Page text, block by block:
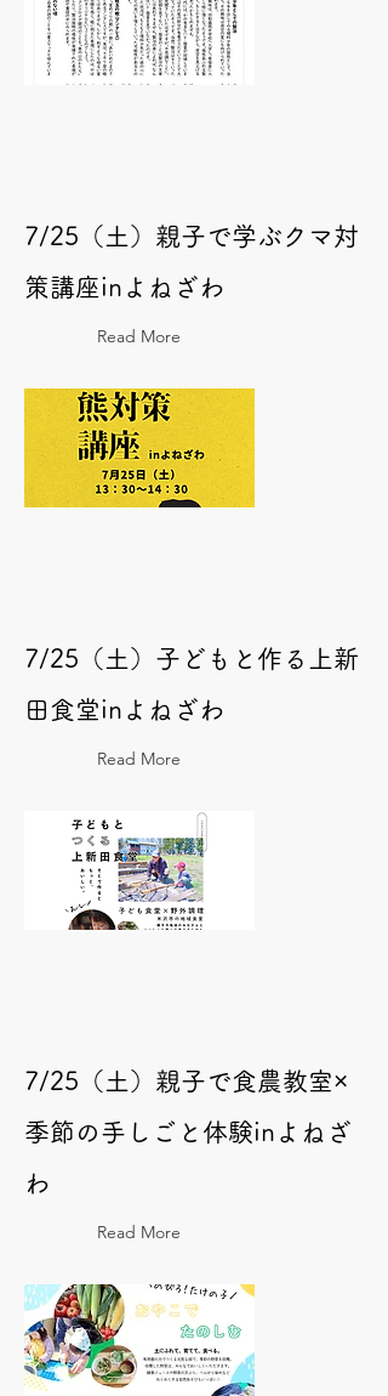
7/25（土）親子で学ぶクマ対
策講座inよねざわ
Read More
7/25（土）子どもと作る上新
田食堂inよねざわ
Read More
7/25（土）親子で食農教室×
季節の手しごと体験inよねざ
わ
Read More